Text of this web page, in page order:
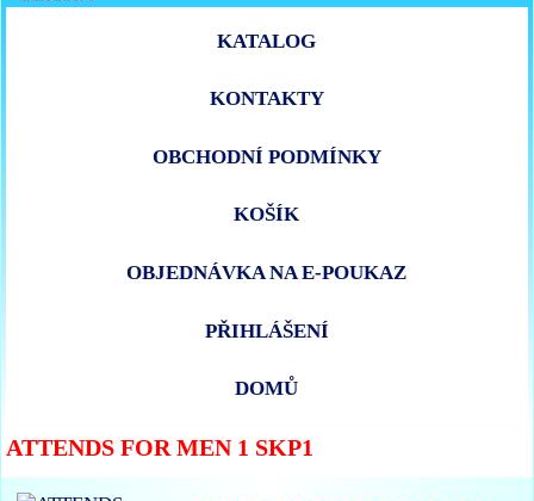
KATALOG
KONTAKTY
OBCHODNÍ PODMÍNKY
KOŠÍK
OBJEDNÁVKA NA E-POUKAZ
PŘIHLÁŠENÍ
DOMŮ
ATTENDS FOR MEN 1 SKP1